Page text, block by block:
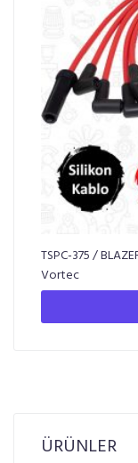
TSPC-375 /
Vortec
ÜRÜNLER